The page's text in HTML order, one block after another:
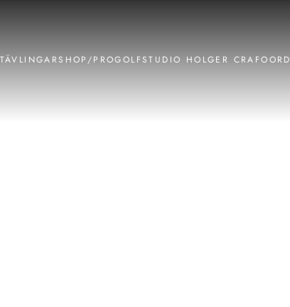
TÄVLINGARSHOP/PROGOLFSTUDIO HOLGER CRAFOORD